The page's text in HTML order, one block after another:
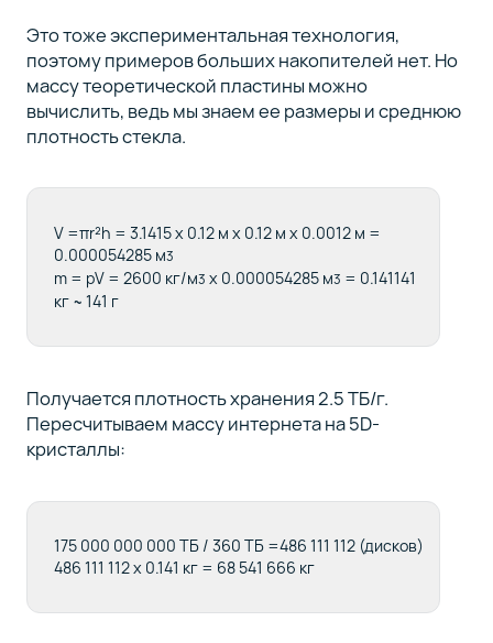
Это тоже экспериментальная технология,
поэтому примеров больших накопителей нет. Но
массу теоретической пластины можно
вычислить, ведь мы знаем ее размеры и среднюю
плотность стекла.
V =πr²h = 3.1415 x 0.12 м x 0.12 м x 0.0012 м =
0.000054285 м3
m = pV = 2600 кг/м3 x 0.000054285 м3 = 0.141141
кг ~ 141 г
Получается плотность хранения 2.5 ТБ/г.
Пересчитываем массу интернета на 5D-
кристаллы:
175 000 000 000 ТБ / 360 ТБ =486 111 112 (дисков)
486 111 112 x 0.141 кг = 68 541 666 кг